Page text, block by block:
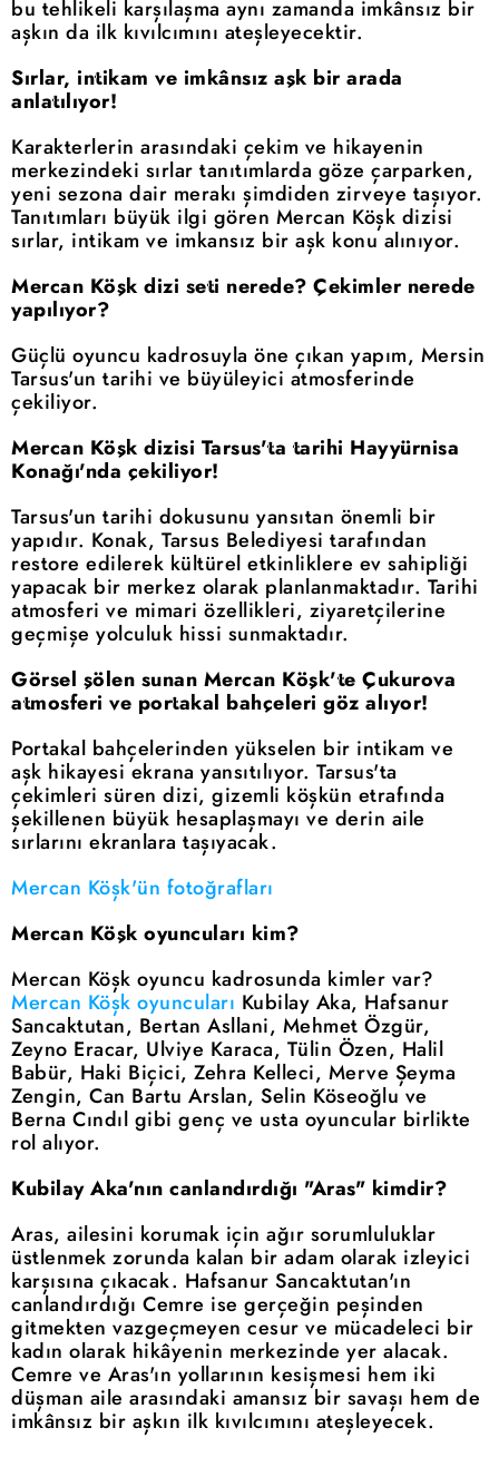
bu tehlikeli karşılaşma aynı zamanda imkânsız bir
aşkın da ilk kıvılcımını ateşleyecektir.
Sırlar, intikam ve imkânsız aşk bir arada
anlatılıyor!
Karakterlerin arasındaki çekim ve hikayenin
merkezindeki sırlar tanıtımlarda göze çarparken,
yeni sezona dair merakı şimdiden zirveye taşıyor.
Tanıtımları büyük ilgi gören Mercan Köşk dizisi
sırlar, intikam ve imkansız bir aşk konu alınıyor.
Mercan Köşk dizi seti nerede? Çekimler nerede
yapılıyor?
Güçlü oyuncu kadrosuyla öne çıkan yapım, Mersin
Tarsus'un tarihi ve büyüleyici atmosferinde
çekiliyor.
Mercan Köşk dizisi Tarsus'ta tarihi Hayyürnisa
Konağı'nda çekiliyor!
Tarsus'un tarihi dokusunu yansıtan önemli bir
yapıdır. Konak, Tarsus Belediyesi tarafından
restore edilerek kültürel etkinliklere ev sahipliği
yapacak bir merkez olarak planlanmaktadır. Tarihi
atmosferi ve mimari özellikleri, ziyaretçilerine
geçmişe yolculuk hissi sunmaktadır.
Görsel şölen sunan Mercan Köşk'te Çukurova
atmosferi ve portakal bahçeleri göz alıyor!
Portakal bahçelerinden yükselen bir intikam ve
aşk hikayesi ekrana yansıtılıyor. Tarsus'ta
çekimleri süren dizi, gizemli köşkün etrafında
şekillenen büyük hesaplaşmayı ve derin aile
sırlarını ekranlara taşıyacak.
Mercan Köşk'ün fotoğrafları
Mercan Köşk oyuncuları kim?
Mercan Köşk oyuncu kadrosunda kimler var?
Mercan Köşk oyuncuları Kubilay Aka, Hafsanur
Sancaktutan, Bertan Asllani, Mehmet Özgür,
Zeyno Eracar, Ulviye Karaca, Tülin Özen, Halil
Babür, Haki Biçici, Zehra Kelleci, Merve Şeyma
Zengin, Can Bartu Arslan, Selin Köseoğlu ve
Berna Cındıl gibi genç ve usta oyuncular birlikte
rol alıyor.
Kubilay Aka'nın canlandırdığı "Aras" kimdir?
Aras, ailesini korumak için ağır sorumluluklar
üstlenmek zorunda kalan bir adam olarak izleyici
karşısına çıkacak. Hafsanur Sancaktutan'ın
canlandırdığı Cemre ise gerçeğin peşinden
gitmekten vazgeçmeyen cesur ve mücadeleci bir
kadın olarak hikâyenin merkezinde yer alacak.
Cemre ve Aras'ın yollarının kesişmesi hem iki
düşman aile arasındaki amansız bir savaşı hem de
imkânsız bir aşkın ilk kıvılcımını ateşleyecek.